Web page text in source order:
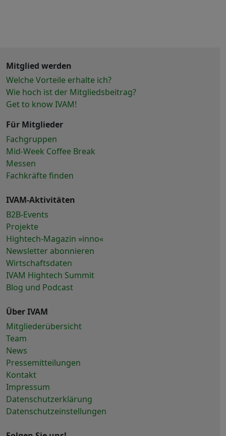
Mitglied werden
Welche Vorteile erhalte ich?
Wie hoch ist der Mitgliedsbeitrag?
Get to know IVAM!
Für Mitglieder
Fachgruppen
Mid-Week Coffee Break
Messen
Fachkräfte finden
IVAM-Aktivitäten
B2B-Events
Projekte
Hightech-Magazin »inno«
Newsletter abonnieren
Wirtschaftsdaten
IVAM Hightech Summit
Blog und Podcast
Über IVAM
Mitgliederübersicht
Team
News
Pressemitteilungen
Kontakt
Impressum
Datenschutzerklärung
Datenschutzeinstellungen